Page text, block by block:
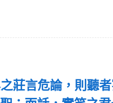
莊言危論，則聽